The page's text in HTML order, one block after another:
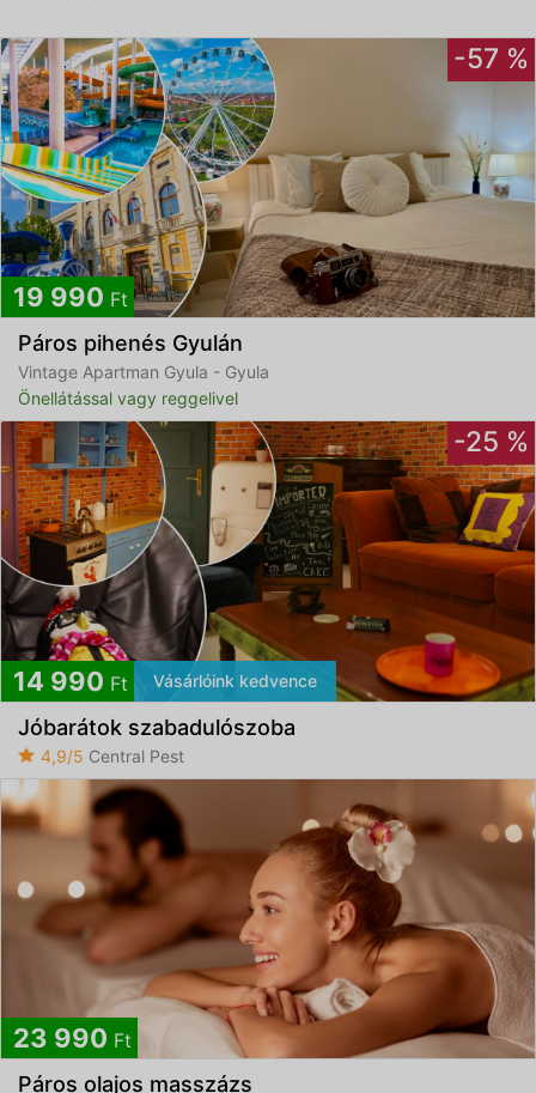
-57 %
19 990 Ft
Páros pihenés Gyulán
Vintage Apartman Gyula - Gyula
Önellátással vagy reggelivel
-25 %
14 990 Ft Vásárlóink kedvence
Jóbarátok szabadulószoba
4,9/5 Central Pest
23 990 Ft
Páros olajos masszázs